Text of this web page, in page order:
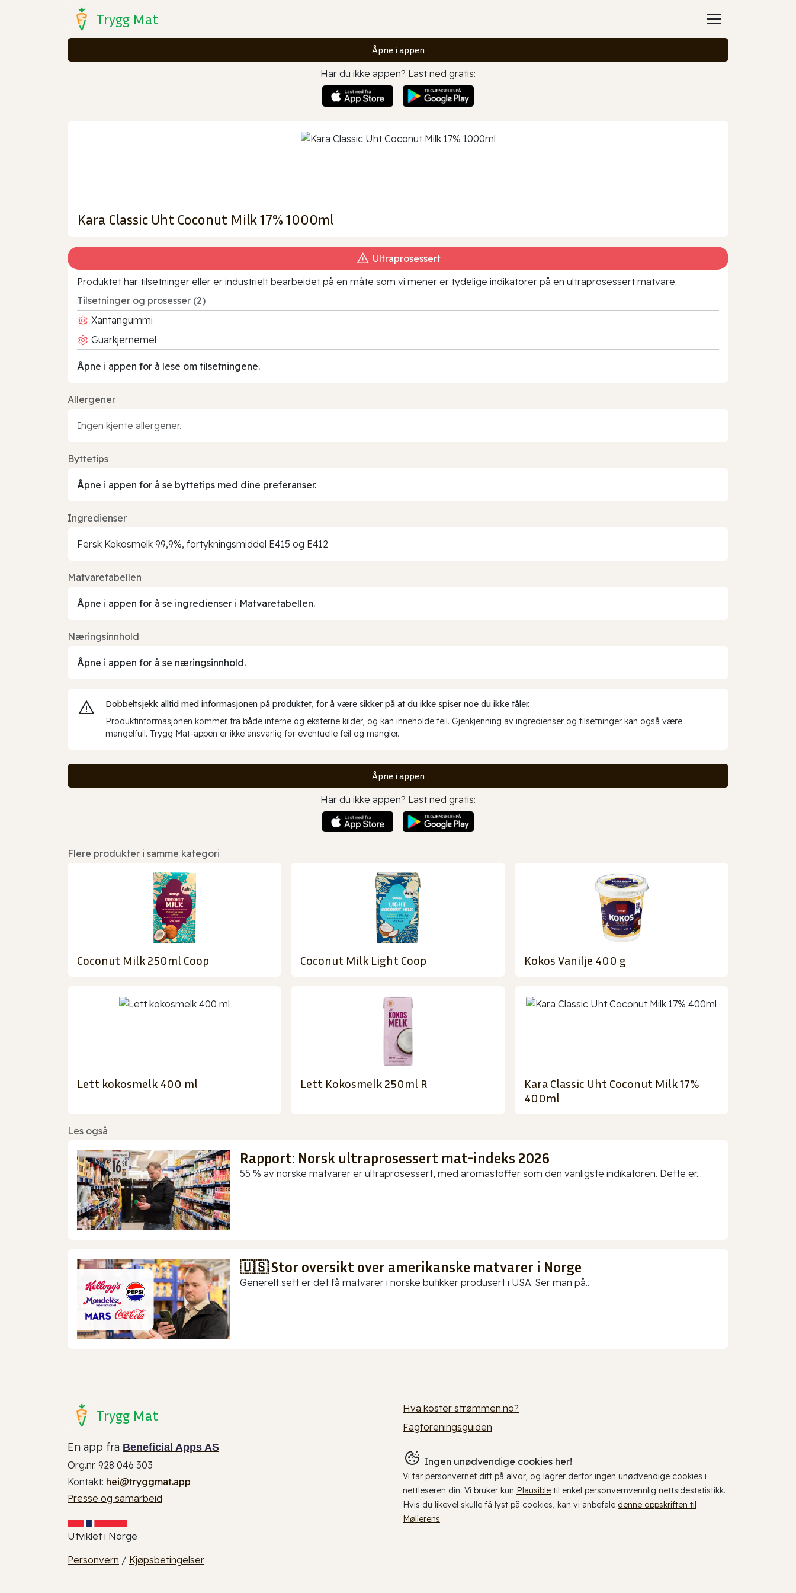
Trygg Mat
Åpne i appen
Har du ikke appen? Last ned gratis:
Kara Classic Uht Coconut Milk 17% 1000ml
Ultraprosessert
Produktet har tilsetninger eller er industrielt bearbeidet på en måte som vi mener er tydelige indikatorer på en ultraprosessert matvare.
Tilsetninger og prosesser (2)
Xantangummi
Guarkjernemel
Åpne i appen for å lese om tilsetningene.
Allergener
Ingen kjente allergener.
Byttetips
Åpne i appen for å se byttetips med dine preferanser.
Ingredienser
Fersk Kokosmelk 99,9%, fortykningsmiddel E415 og E412
Matvaretabellen
Åpne i appen for å se ingredienser i Matvaretabellen.
Næringsinnhold
Åpne i appen for å se næringsinnhold.
Dobbeltsjekk alltid med informasjonen på produktet, for å være sikker på at du ikke spiser noe du ikke tåler.
Produktinformasjonen kommer fra både interne og eksterne kilder, og kan inneholde feil. Gjenkjenning av ingredienser og tilsetninger kan også være
mangelfull. Trygg Mat-appen er ikke ansvarlig for eventuelle feil og mangler.
Åpne i appen
Har du ikke appen? Last ned gratis:
Flere produkter i samme kategori
Coconut Milk 250ml Coop Coconut Milk Light Coop Kokos Vanilje 400 g
Lett kokosmelk 400 ml Lett Kokosmelk 250ml R
Kara Classic Uht Coconut Milk 17%
400ml
Les også
Rapport: Norsk ultraprosessert mat-indeks 2026
55 % av norske matvarer er ultraprosessert, med aromastoffer som den vanligste indikatoren. Dette er...
🇺🇸 Stor oversikt over amerikanske matvarer i Norge
Generelt sett er det få matvarer i norske butikker produsert i USA. Ser man på...
Trygg Mat
En app fra Beneficial Apps AS
Org.nr. 928 046 303
Kontakt: hei@tryggmat.app
Presse og samarbeid
Utviklet i Norge
Personvern / Kjøpsbetingelser
Hva koster strømmen.no?
Fagforeningsguiden
Ingen unødvendige cookies her!
Vi tar personvernet ditt på alvor, og lagrer derfor ingen unødvendige cookies i
nettleseren din. Vi bruker kun Plausible til enkel personvernvennlig nettsidestatistikk.
Hvis du likevel skulle få lyst på cookies, kan vi anbefale denne oppskriften til
Møllerens.